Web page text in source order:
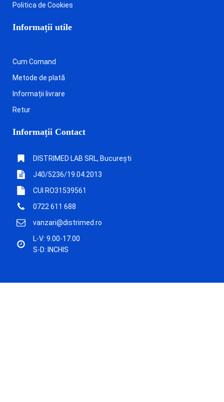
Politica de Cookies
Informații utile
Cum Comand
Metode de plată
Informații livrare
Retur
Informații Contact
DISTRIMED LAB SRL, București
J40/5236/19.04.2013
CUI RO31539561
0722 611 688
vanzari@distrimed.ro
L-V: 9.00-17.00
S-D: INCHIS